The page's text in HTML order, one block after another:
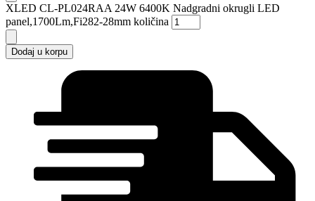
XLED CL-PL024RAA 24W 6400K Nadgradni okrugli LED
panel,1700Lm,Fi282-28mm količina
Dodaj u korpu